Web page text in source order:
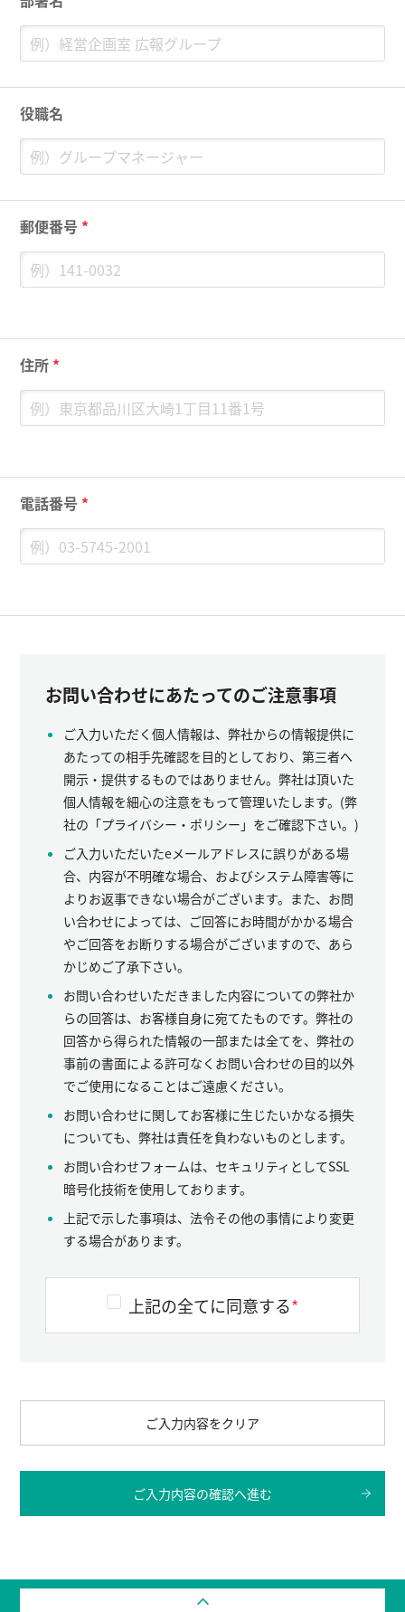
役職名
郵便番号 *
住所 *
電話番号 *
お問い合わせにあたってのご注意事項
ご入力いただく個人情報は、弊社からの情報提供に
あたっての相手先確認を目的としており、第三者へ
開示・提供するものではありません。弊社は頂いた
個人情報を細心の注意をもって管理いたします。(弊
社の「プライバシー・ポリシー」をご確認下さい。)
ご入力いただいたeメールアドレスに誤りがある場
合、内容が不明確な場合、およびシステム障害等に
よりお返事できない場合がございます。また、お問
い合わせによっては、ご回答にお時間がかかる場合
やご回答をお断りする場合がございますので、あら
かじめご了承下さい。
お問い合わせいただきました内容についての弊社か
らの回答は、お客様自身に宛てたものです。弊社の
回答から得られた情報の一部または全てを、弊社の
事前の書面による許可なくお問い合わせの目的以外
でご使用になることはご遠慮ください。
お問い合わせに関してお客様に生じたいかなる損失
についても、弊社は責任を負わないものとします。
お問い合わせフォームは、セキュリティとしてSSL
暗号化技術を使用しております。
上記で示した事項は、法令その他の事情により変更
する場合があります。
上記の全てに同意する*
ご入力内容をクリア
ご入力内容の確認へ進む